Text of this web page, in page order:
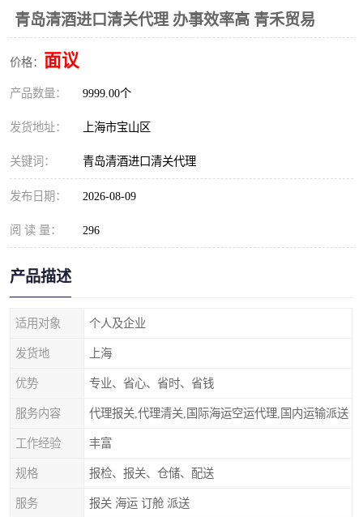
青岛清酒进口清关代理 办事效率高 青禾贸易
价格： 面议
产品数量： 9999.00个
发货地址： 上海市宝山区
关键词： 青岛清酒进口清关代理
发布日期： 2026-08-09
阅 读 量： 296
产品描述
适用对象 个人及企业
发货地 上海
优势 专业、省心、省时、省钱
服务内容 代理报关,代理清关,国际海运空运代理,国内运输派送
工作经验 丰富
规格 报检、报关、仓储、配送
服务 报关 海运 订舱 派送